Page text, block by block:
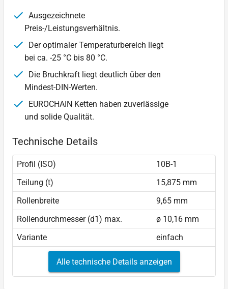
Ausgezeichnete
Preis-/Leistungsverhältnis.
Der optimaler Temperaturbereich liegt
bei ca. -25 °C bis 80 °C.
Die Bruchkraft liegt deutlich über den
Mindest-DIN-Werten.
EUROCHAIN Ketten haben zuverlässige
und solide Qualität.
Technische Details
Profil (ISO)
10B-1
Teilung (t)
15,875 mm
Rollenbreite
9,65 mm
Rollendurchmesser (d1) max.
ø 10,16 mm
Variante
einfach
Alle technische Details anzeigen